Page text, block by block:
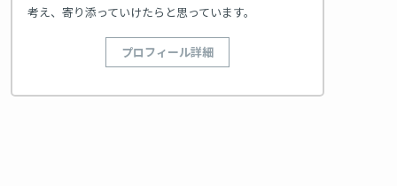
考え、寄り添っていけたらと思っています。
プロフィール詳細